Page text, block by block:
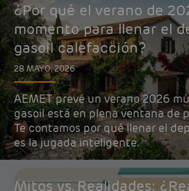
¿Por qué el verano de
momento para llenar el
gasoil calefacción?
28 MAYO, 2026
AEMET prevé un verano 2026
gasoil está en plena ventana de
Te contamos por qué llenar el
es la jugada inteligente.
Mitos vs. Realidades: